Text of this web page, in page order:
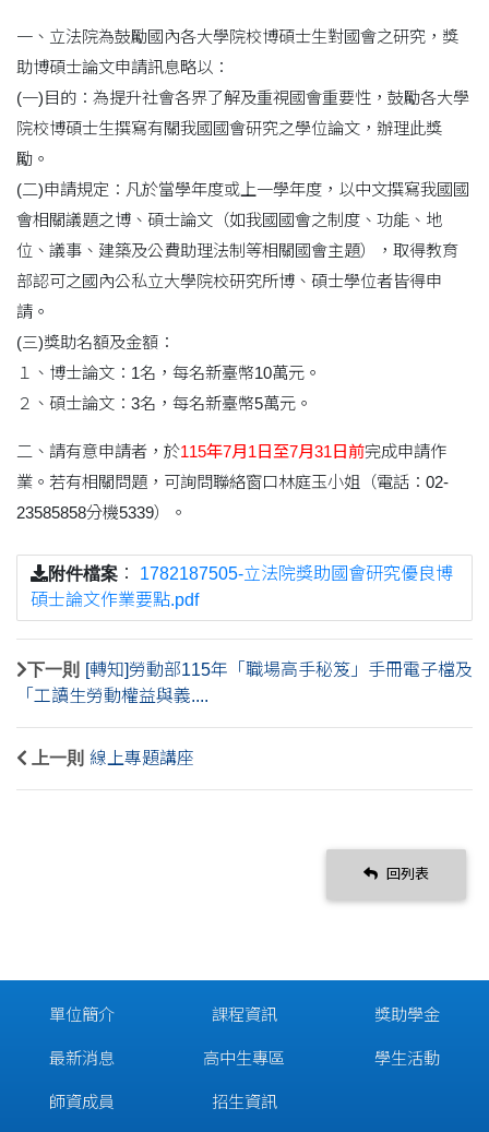
一、立法院為鼓勵國內各大學院校博碩士生對國會之研究，獎
助博碩士論文申請訊息略以：
(一)目的：為提升社會各界了解及重視國會重要性，鼓勵各大學
院校博碩士生撰寫有關我國國會研究之學位論文，辦理此獎
勵。
(二)申請規定：凡於當學年度或上一學年度，以中文撰寫我國國
會相關議題之博、碩士論文（如我國國會之制度、功能、地
位、議事、建築及公費助理法制等相關國會主題），取得教育
部認可之國內公私立大學院校研究所博、碩士學位者皆得申
請。
(三)獎助名額及金額：
１、博士論文：1名，每名新臺幣10萬元。
２、碩士論文：3名，每名新臺幣5萬元。
二、請有意申請者，於115年7月1日至7月31日前完成申請作
業。若有相關問題，可詢問聯絡窗口林庭玉小姐（電話：02-
23585858分機5339）。
附件檔案 ： 1782187505-立法院獎助國會研究優良博
碩士論文作業要點.pdf
下一則
[轉知]勞動部115年「職場高手秘笈」手冊電子檔及
「工讀生勞動權益與義....
上一則 線上專題講座
回列表
單位簡介
最新消息
師資成員
課程資訊
高中生專區
招生資訊
獎助學金
學生活動